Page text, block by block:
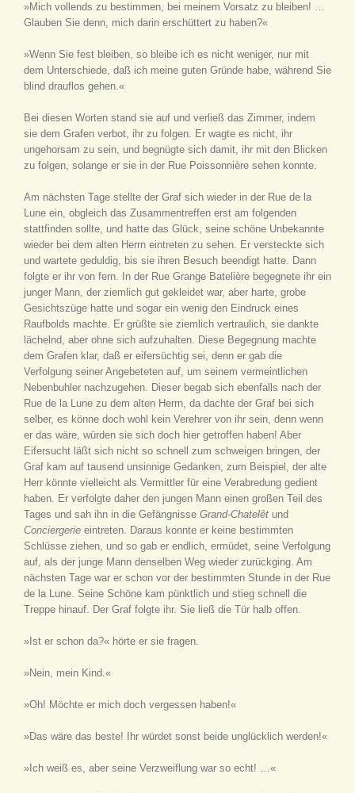
»Mich vollends zu bestimmen, bei meinem Vorsatz zu bleiben! …
Glauben Sie denn, mich darin erschüttert zu haben?«
»Wenn Sie fest bleiben, so bleibe ich es nicht weniger, nur mit
dem Unterschiede, daß ich meine guten Gründe habe, während Sie
blind drauflos gehen.«
Bei diesen Worten stand sie auf und verließ das Zimmer, indem
sie dem Grafen verbot, ihr zu folgen. Er wagte es nicht, ihr
ungehorsam zu sein, und begnügte sich damit, ihr mit den Blicken
zu folgen, solange er sie in der Rue Poissonnière sehen konnte.
Am nächsten Tage stellte der Graf sich wieder in der Rue de la
Lune ein, obgleich das Zusammentreffen erst am folgenden
stattfinden sollte, und hatte das Glück, seine schöne Unbekannte
wieder bei dem alten Herrn eintreten zu sehen. Er versteckte sich
und wartete geduldig, bis sie ihren Besuch beendigt hatte. Dann
folgte er ihr von fern. In der Rue Grange Batelière begegnete ihr ein
junger Mann, der ziemlich gut gekleidet war, aber harte, grobe
Gesichtszüge hatte und sogar ein wenig den Eindruck eines
Raufbolds machte. Er grüßte sie ziemlich vertraulich, sie dankte
lächelnd, aber ohne sich aufzuhalten. Diese Begegnung machte
dem Grafen klar, daß er eifersüchtig sei, denn er gab die
Verfolgung seiner Angebeteten auf, um seinem vermeintlichen
Nebenbuhler nachzugehen. Dieser begab sich ebenfalls nach der
Rue de la Lune zu dem alten Herrn, da dachte der Graf bei sich
selber, es könne doch wohl kein Verehrer von ihr sein, denn wenn
er das wäre, würden sie sich doch hier getroffen haben! Aber
Eifersucht läßt sich nicht so schnell zum schweigen bringen, der
Graf kam auf tausend unsinnige Gedanken, zum Beispiel, der alte
Herr könnte vielleicht als Vermittler für eine Verabredung gedient
haben. Er verfolgte daher den jungen Mann einen großen Teil des
Tages und sah ihn in die Gefängnisse Grand-Chatelêt und
Conciergerie eintreten. Daraus konnte er keine bestimmten
Schlüsse ziehen, und so gab er endlich, ermüdet, seine Verfolgung
auf, als der junge Mann denselben Weg wieder zurückging. Am
nächsten Tage war er schon vor der bestimmten Stunde in der Rue
de la Lune. Seine Schöne kam pünktlich und stieg schnell die
Treppe hinauf. Der Graf folgte ihr. Sie ließ die Tür halb offen.
»Ist er schon da?« hörte er sie fragen.
»Nein, mein Kind.«
»Oh! Möchte er mich doch vergessen haben!«
»Das wäre das beste! Ihr würdet sonst beide unglücklich werden!«
»Ich weiß es, aber seine Verzweiflung war so echt! …«